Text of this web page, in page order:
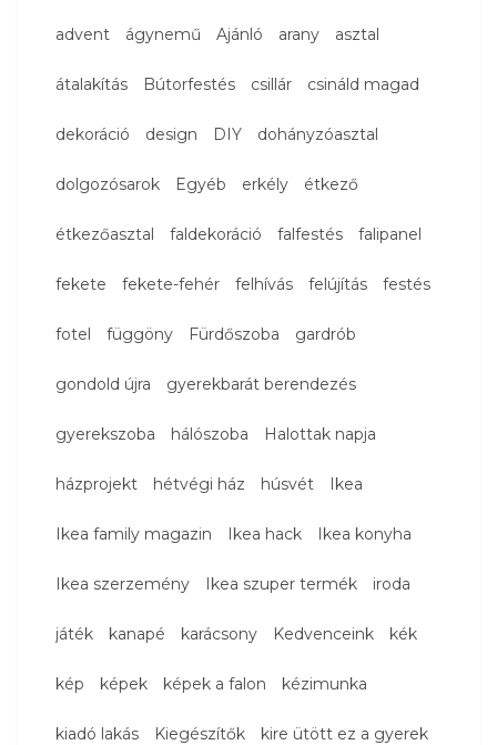
advent ágynemű Ajánló arany asztal
átalakítás Bútorfestés csillár csináld magad
dekoráció design DIY dohányzóasztal
dolgozósarok Egyéb erkély étkező
étkezőasztal faldekoráció falfestés falipanel
fekete fekete-fehér felhívás felújítás festés
fotel függöny Fürdőszoba gardrób
gondold újra gyerekbarát berendezés
gyerekszoba hálószoba Halottak napja
házprojekt hétvégi ház húsvét Ikea
Ikea family magazin Ikea hack Ikea konyha
Ikea szerzemény Ikea szuper termék iroda
játék kanapé karácsony Kedvenceink kék
kép képek képek a falon kézimunka
kiadó lakás Kiegészítők kire ütött ez a gyerek